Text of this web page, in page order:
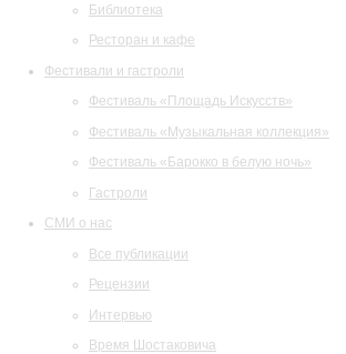
Библиотека
Ресторан и кафе
Фестивали и гастроли
Фестиваль «Площадь Искусств»
Фестиваль «Музыкальная коллекция»
Фестиваль «Барокко в белую ночь»
Гастроли
СМИ о нас
Все публикации
Рецензии
Интервью
Время Шостаковича